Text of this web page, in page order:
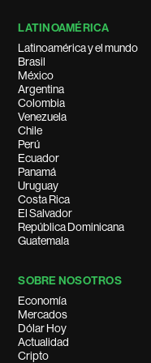
LATINOAMÉRICA
Latinoamérica y el mundo
Brasil
México
Argentina
Colombia
Venezuela
Chile
Perú
Ecuador
Panamá
Uruguay
Costa Rica
El Salvador
República Dominicana
Guatemala
SOBRE NOSOTROS
Economía
Mercados
Dólar Hoy
Actualidad
Cripto